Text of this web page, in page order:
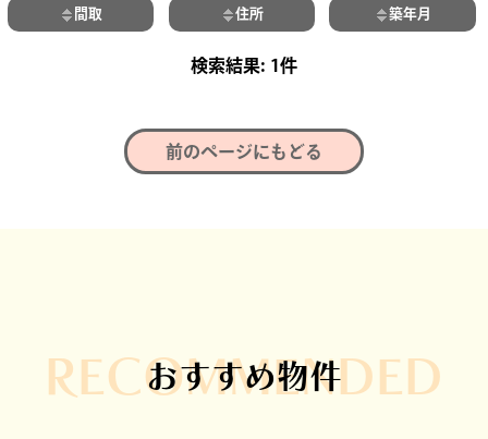
間取 住所 築年月
1件
前のページにもどる
RECOMMENDED
おすすめ物件